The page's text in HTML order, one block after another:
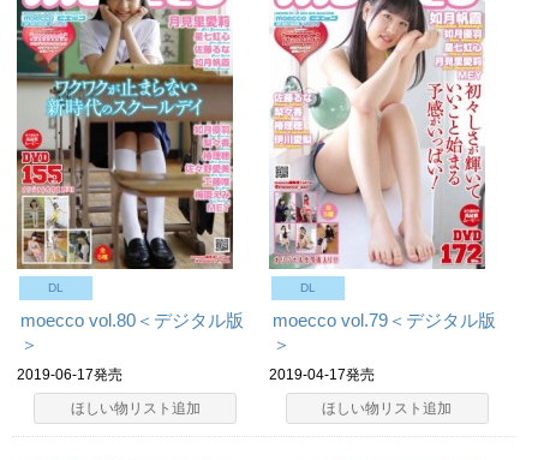
DL
moecco vol.80＜デジタル版
＞
2019-06-17発売
ほしい物リスト追加
DL
moecco vol.79＜デジタル版
＞
2019-04-17発売
ほしい物リスト追加